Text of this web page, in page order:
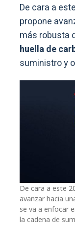
De cara a
propone
más robusta
huella de
suministro y
De cara a este
avanzar hacia
se va a enfocar
la cadena de